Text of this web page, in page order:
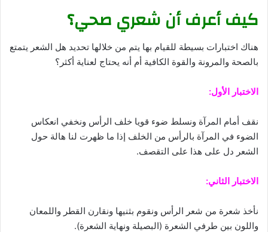
كيف أعرف أن شعري صحي؟
هناك اختبارات بسيطة للقيام بها يتم من خلالها تحديد هل الشعر يتمتع
بالصحة والمرونة والقوة الكافية أم أنه يحتاج لعناية أكثر؟
الاختبار الأول:
نقف أمام المرآة ونسلط ضوء قويا خلف الرأس ونخفي انعكاس
الضوء في المرآة بالرأس من الخلف إذا ما ظهرت لنا هالة حول
الشعر دل على هذا على التقصف.
الاختبار الثاني:
نأخذ شعرة من شعر الرأس ونقوم بثنيها ونقارن القطر واللمعان
واللون بين طرفي الشعرة (البصيلة ونهاية الشعرة).